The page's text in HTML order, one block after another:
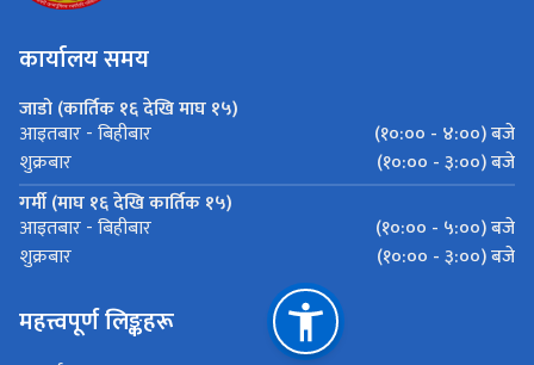
कार्यालय समय
जाडो (कार्तिक १६ देखि माघ १५)
आइतबार - बिहीबार
(१०:०० - ४:००) बजे
शुक्रबार
(१०:०० - ३:००) बजे
गर्मी (माघ १६ देखि कार्तिक १५)
आइतबार - बिहीबार
(१०:०० - ५:००) बजे
शुक्रबार
(१०:०० - ३:००) बजे
महत्त्वपूर्ण लिङ्कहरू